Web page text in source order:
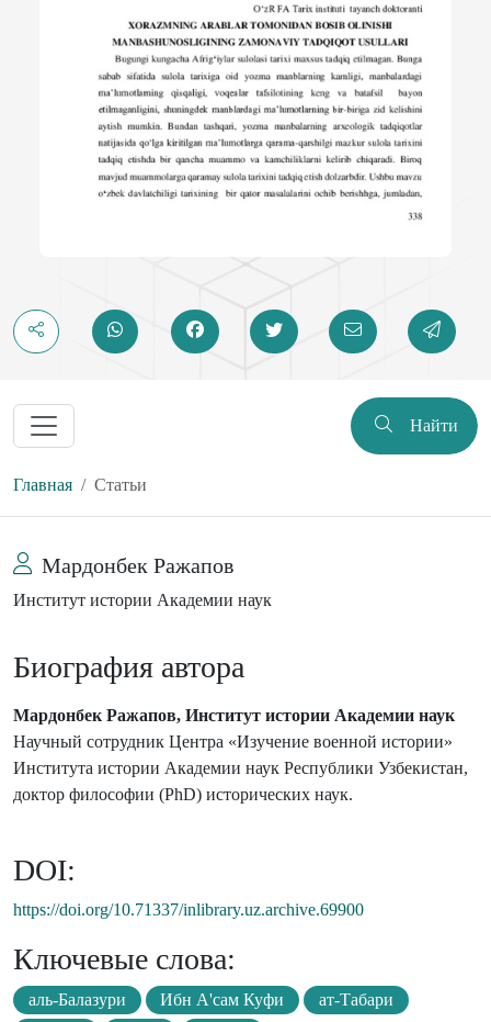
Найти
Главная Статьи
Мардонбек Ражапов
Институт истории Академии наук
Биография автора
Мардонбек Ражапов, Институт истории Академии наук
Научный сотрудник Центра «Изучение военной истории»
Института истории Академии наук Республики Узбекистан,
доктор философии (PhD) исторических наук.
DOI:
https://doi.org/10.71337/inlibrary.uz.archive.69900
Ключевые слова:
аль-Балазури Ибн А'сам Куфи
ат-Табари